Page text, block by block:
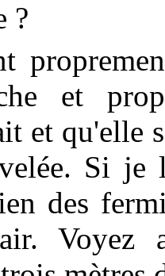
?
et
et
Si
des
Voyez